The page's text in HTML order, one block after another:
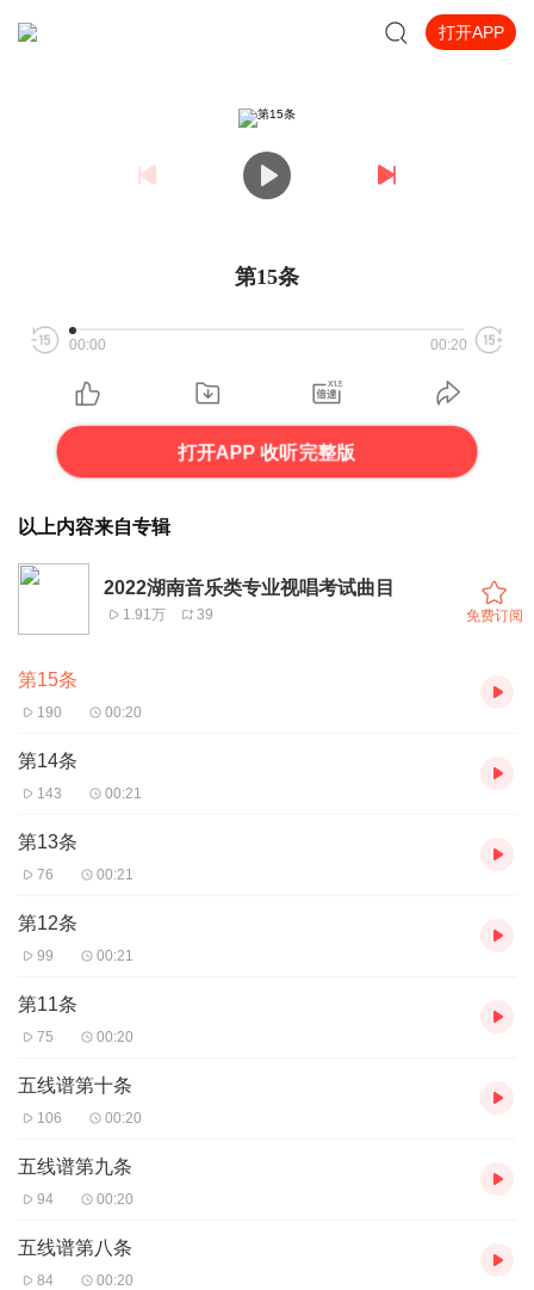
打开APP
第15条
00:00 00:20
打开APP 收听完整版
以上内容来自专辑
2022湖南音乐类专业视唱考试曲目
1.91万 39 免费订阅
第15条
190 00:20
第14条
143 00:21
第13条
76 00:21
第12条
99 00:21
第11条
75 00:20
五线谱第十条
106 00:20
五线谱第九条
94 00:20
五线谱第八条
84 00:20